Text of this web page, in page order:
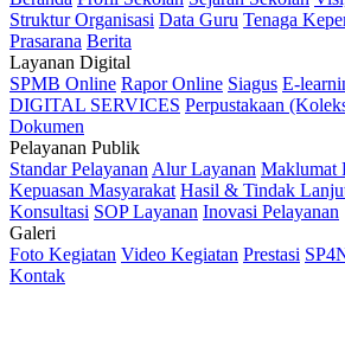
Struktur Organisasi Data Guru Tenaga
Prasarana Berita
Layanan Digital
SPMB Online Rapor Online Siagus E-
DIGITAL SERVICES Perpustakaan
Dokumen
Pelayanan Publik
Standar Pelayanan Alur Layanan Maklumat
Kepuasan Masyarakat Hasil & Tindak
Konsultasi SOP Layanan Inovasi Pelayanan
Galeri
Foto Kegiatan Video Kegiatan Prestasi
Kontak